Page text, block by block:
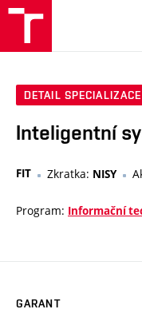
DETAIL SPECIALIZACE
Inteligentní
FIT Zkratka: NISY
Program: Informační
GARANT